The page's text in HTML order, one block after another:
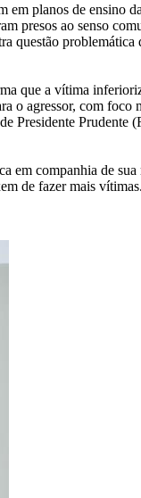
planos de ensino
presos ao senso
questão
que a vítima
o agressor, com
Prudente
em companhia de
de fazer mais